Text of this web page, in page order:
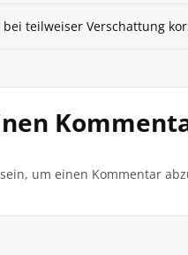
bei teilweiser Verschattung
sein, um einen Kommentar